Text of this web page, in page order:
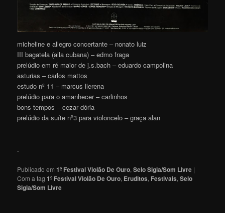
micheline e allegro concertante – nonato luiz
III bagatela (alla cubana) – edmo fraga
prelúdio em ré maior de j.s.bach – eduardo campolina
asturias – carlos mattos
estudo nº 11 – marcus llerena
prelúdio para o amanhecer – carlinhos
bons tempos – cezar dória
prelúdio da suíte nº3 para violoncelo – graça alan
.
Publicado em 1º Festival Violão De Ouro,Selo Sigla/Som Livre |
Com a tag1º Festival Violão De Ouro, Eruditos, Festivais,Selo
Sigla/Som Livre